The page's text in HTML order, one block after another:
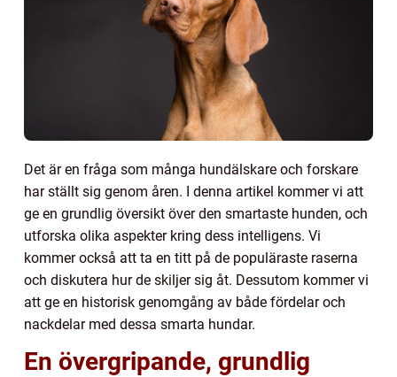
Det är en fråga som många hundälskare och forskare
har ställt sig genom åren. I denna artikel kommer vi att
ge en grundlig översikt över den smartaste hunden, och
utforska olika aspekter kring dess intelligens. Vi
kommer också att ta en titt på de populäraste raserna
och diskutera hur de skiljer sig åt. Dessutom kommer vi
att ge en historisk genomgång av både fördelar och
nackdelar med dessa smarta hundar.
En övergripande, grundlig